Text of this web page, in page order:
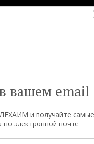
вашем email
и получайте самые
по электронной почте